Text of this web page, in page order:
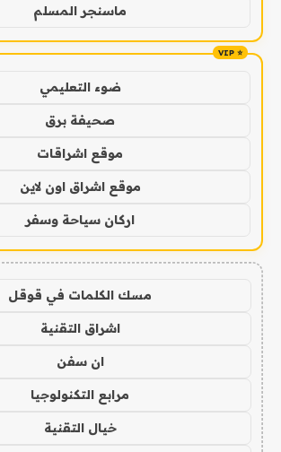
ماسنجر المسلم
ضوء التعليمي
صحيفة برق
موقع اشراقات
موقع اشراق اون لاين
اركان سياحة وسفر
مسك الكلمات في قوقل
اشراق التقنية
ان سفن
مرابع التكنولوجيا
خيال التقنية